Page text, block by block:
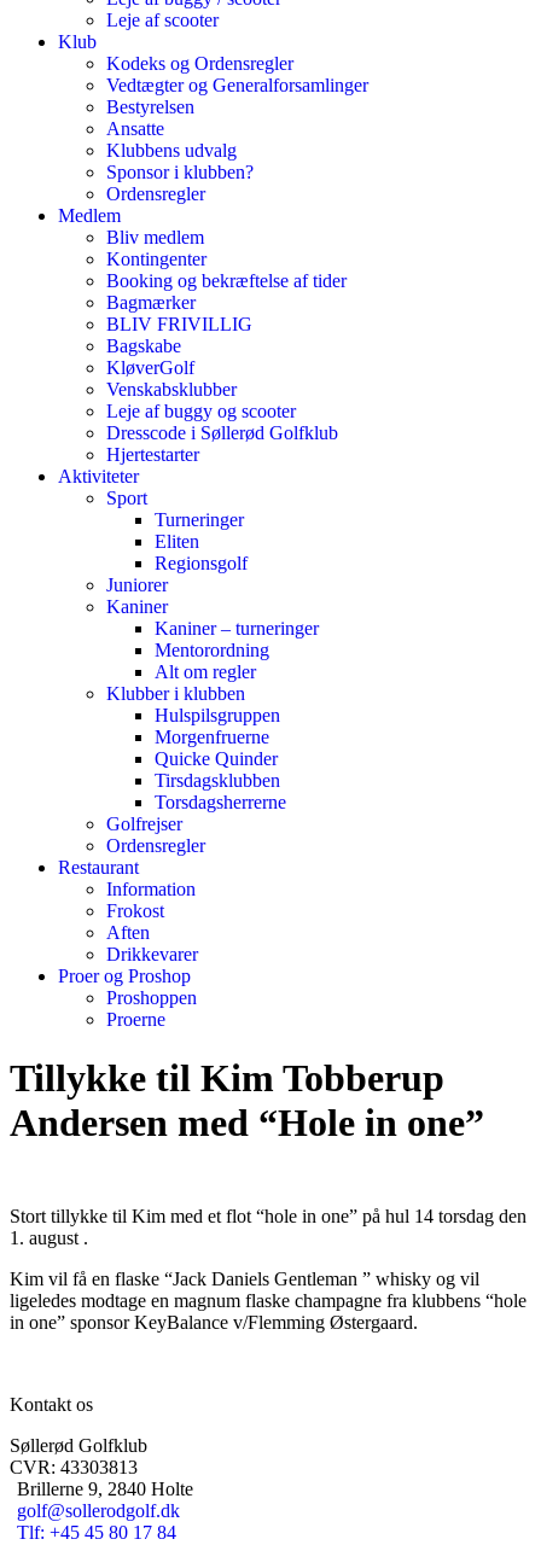
Leje af scooter
Klub
Kodeks og Ordensregler
Vedtægter og Generalforsamlinger
Bestyrelsen
Ansatte
Klubbens udvalg
Sponsor i klubben?
Ordensregler
Medlem
Bliv medlem
Kontingenter
Booking og bekræftelse af tider
Bagmærker
BLIV FRIVILLIG
Bagskabe
KløverGolf
Venskabsklubber
Leje af buggy og scooter
Dresscode i Søllerød Golfklub
Hjertestarter
Aktiviteter
Sport
Turneringer
Eliten
Regionsgolf
Juniorer
Kaniner
Kaniner – turneringer
Mentorordning
Alt om regler
Klubber i klubben
Hulspilsgruppen
Morgenfruerne
Quicke Quinder
Tirsdagsklubben
Torsdagsherrerne
Golfrejser
Ordensregler
Restaurant
Information
Frokost
Aften
Drikkevarer
Proer og Proshop
Proshoppen
Proerne
Tillykke til Kim Tobberup
Andersen med “Hole in one”
Stort tillykke til Kim med et flot “hole in one” på hul 14 torsdag den
1. august .
Kim vil få en flaske “Jack Daniels Gentleman ” whisky og vil
ligeledes modtage en magnum flaske champagne fra klubbens “hole
in one” sponsor KeyBalance v/Flemming Østergaard.
Kontakt os
Søllerød Golfklub
CVR: 43303813
Brillerne 9, 2840 Holte
golf@sollerodgolf.dk
Tlf: +45 45 80 17 84